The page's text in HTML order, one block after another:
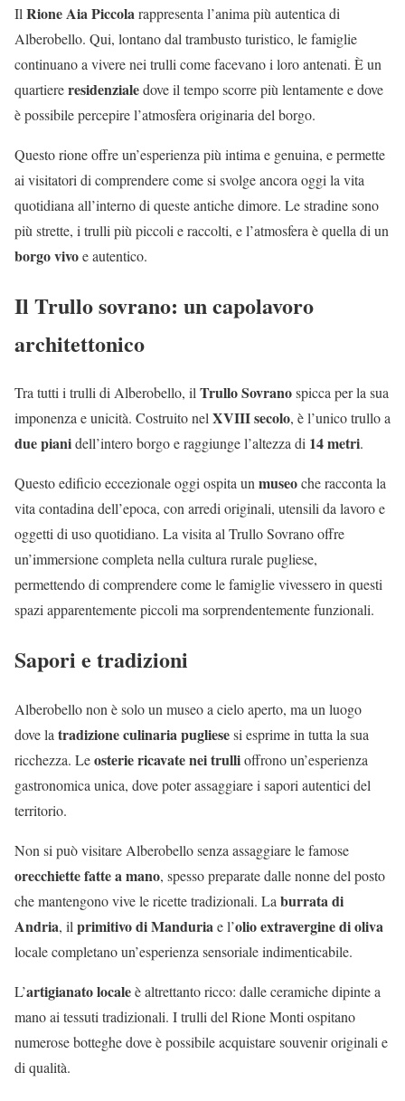
Il Rione Aia Piccolarappresenta l’anima più autentica di
Alberobello. Qui, lontano dal trambusto turistico, le famiglie
continuano a vivere nei trulli come facevano i loro antenati. È un
quartiereresidenzialedove il tempo scorre più lentamente e dove
è possibile percepire l’atmosfera originaria del borgo.
Questo rione offre un’esperienza più intima e genuina, e permette
ai visitatori di comprendere come si svolge ancora oggi la vita
quotidiana all’interno di queste antiche dimore. Le stradine sono
più strette, i trulli più piccoli e raccolti, e l’atmosfera è quella di un
borgo vivoe autentico.
Il Trullo sovrano: un capolavoro
architettonico
Tra tutti i trulli di Alberobello, ilTrullo Sovranospicca per la sua
imponenza e unicità. Costruito nelXVIII secolo, è l’unico trullo a
due pianidell’intero borgo e raggiunge l’altezza di 14 metri.
Questo edificio eccezionale oggi ospita unmuseoche racconta la
vita contadina dell’epoca, con arredi originali, utensili da lavoro e
oggetti di uso quotidiano. La visita al Trullo Sovrano offre
un’immersione completa nella cultura rurale pugliese,
permettendo di comprendere come le famiglie vivessero in questi
spazi apparentemente piccoli ma sorprendentemente funzionali.
Sapori e tradizioni
Alberobello non è solo un museo a cielo aperto, ma un luogo
dove latradizione culinaria pugliesesi esprime in tutta la sua
ricchezza. Leosterie ricavate nei trullioffrono un’esperienza
gastronomica unica, dove poter assaggiare i sapori autentici del
territorio.
Non si può visitare Alberobello senza assaggiare le famose
orecchiette fatte a mano, spesso preparate dalle nonne del posto
che mantengono vive le ricette tradizionali. Laburrata di
Andria, ilprimitivo di Manduriae l’olio extravergine di oliva
locale completano un’esperienza sensoriale indimenticabile.
L’artigianato localeè altrettanto ricco: dalle ceramiche dipinte a
mano ai tessuti tradizionali. I trulli del Rione Monti ospitano
numerose botteghe dove è possibile acquistare souvenir originali e
di qualità.